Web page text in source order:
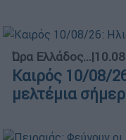
Ώρα Ελλάδος...|
Καιρός 10/08/
μελτέμια